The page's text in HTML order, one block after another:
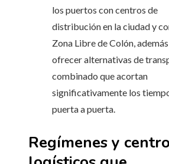
los puertos con centros de
distribución en la ciudad y
Zona Libre de Colón,
ofrecer alternativas de
combinado que acortan
significativamente los
puerta a puerta.
Regímenes y